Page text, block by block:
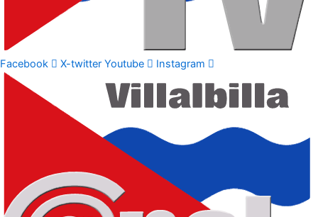
Facebook X-twitter Youtube Instagram